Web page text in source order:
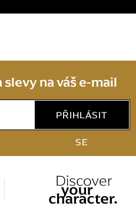
na váš e-mail
PŘIHLÁSIT
SE